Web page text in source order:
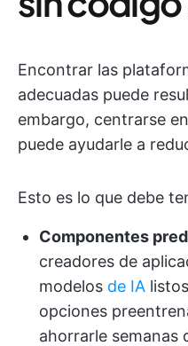
Encontrar las
adecuadas puede
embargo, centrarse
puede ayudarle a
Esto es lo que debe
Componentes
creadores de
modelos de IA
opciones
ahorrarle semanas